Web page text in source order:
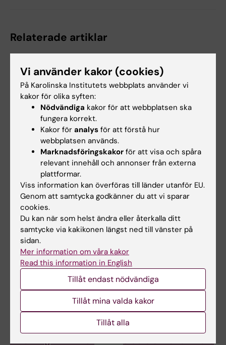
Relaterade artiklar
23 jun 2026
Fler farliga
prostatacancerfall
hittas med nytt
blodtest
Ett nytt blodtest kan göra det
lättare att hitta de farligaste
formerna av…
4 jun 2026
mycket förskolebarn
rör sig
Sol, värme, kyla och regn
spelar roll för hur aktiva
förskolebarn är under…
27 maj 2026
Avhandling om
Förstapris vid EAU för
Vi använder kakor (cookies)
På Karolinska Institutets webbplats använder vi
kakor för olika syften:
Nödvändiga kakor för att webbplatsen ska
fungera korrekt.
Kakor för analys för att förstå hur
webbplatsen används.
Marknadsföringskakor för att visa och spåra
relevant innehåll och annonser från externa
plattformar.
Viss information kan överföras till länder utanför EU.
Genom att samtycka godkänner du att vi sparar
cookies.
Du kan när som helst ändra eller återkalla ditt
samtycke via kakikonen längst ned till vänster på
sidan.
Mer information om våra kakor
Read this information in English
Tillåt endast nödvändiga
Tillåt mina valda kakor
Tillåt alla